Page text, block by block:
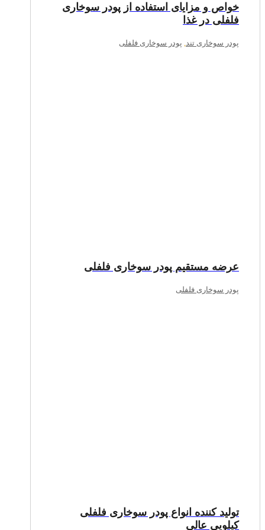
خواص و مزایای استفاده از پودر سوخاری
فلفلی در غذا
پودر سوخاری تند, پودر سوخاری فلفلی
عرضه مستقیم پودر سوخاری فلفلی
پودر سوخاری فلفلی
تولید کننده انواع پودر سوخاری فلفلی
کیلویی عالی